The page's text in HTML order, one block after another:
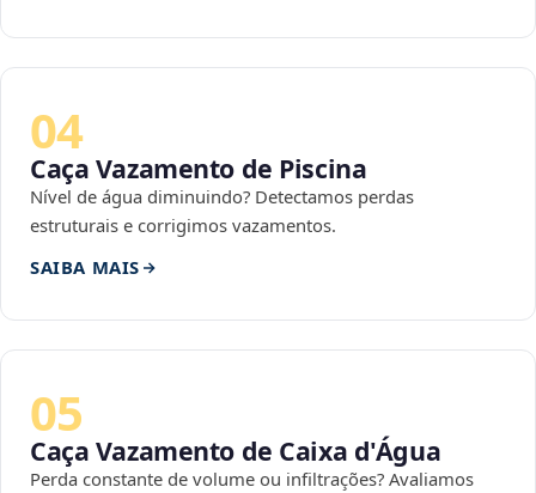
04
Caça Vazamento de Piscina
Nível de água diminuindo? Detectamos perdas
estruturais e corrigimos vazamentos.
SAIBA MAIS
05
Caça Vazamento de Caixa d'Água
Perda constante de volume ou infiltrações? Avaliamos